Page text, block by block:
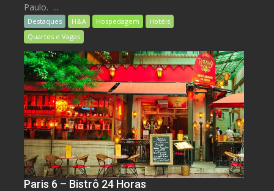
Paulo. ...
Destaques H&A Hospedagem
Hotéis
Quartos e Vagas
Paris 6 – Bistrô 24 Horas